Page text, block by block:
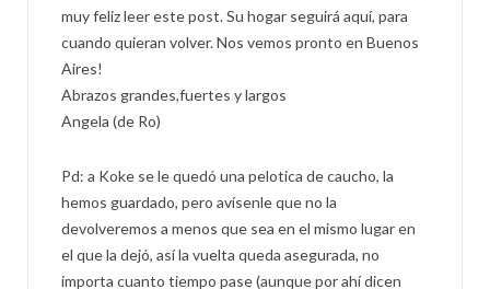
muy feliz leer este post. Su hogar seguirá aquí, para
cuando quieran volver. Nos vemos pronto en Buenos
Aires!
Abrazos grandes,fuertes y largos
Angela (de Ro)
Pd: a Koke se le quedó una pelotica de caucho, la
hemos guardado, pero avísenle que no la
devolveremos a menos que sea en el mismo lugar en
el que la dejó, así la vuelta queda asegurada, no
importa cuanto tiempo pase (aunque por ahí dicen